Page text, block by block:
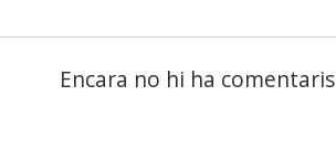
Encara no hi ha comentaris